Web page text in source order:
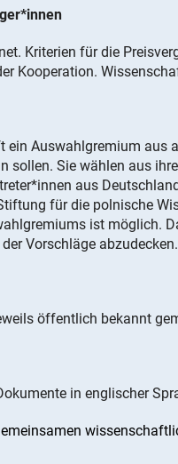
Kriterien für die
Kooperation.
Auswahlgremium aus
sollen. Sie wählen aus
aus
für die polnische
ist möglich.
Vorschläge abzudecken.
öffentlich bekannt
in englischer